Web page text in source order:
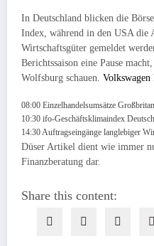
In Deutschland blicken die
Index, während in den USA die
Wirtschaftsgüter gemeldet
Berichtssaison eine Pause
Wolfsburg schauen. Volkswagen
08:00 Einzelhandelsumsätze
10:30 ifo-Geschäftsklimaindex
14:30 Auftragseingänge langlebiger
Düser Artikel dient wie immer
Finanzberatung dar.
Share this content: